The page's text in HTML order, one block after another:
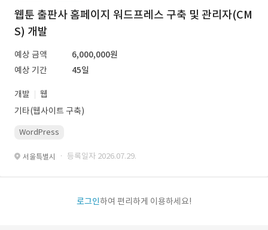
웹툰 출판사 홈페이지 워드프레스 구축 및 관리자(CM
S) 개발
예상 금액
6,000,000원
예상 기간
45일
개발
웹
기타(웹사이트 구축)
WordPress
서울특별시 · 등록일자 2026.07.29.
로그인하여 편리하게 이용하세요!